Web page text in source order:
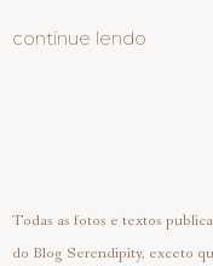
continue lendo
Todas as fotos e textos
do Blog Serendipity, exceto